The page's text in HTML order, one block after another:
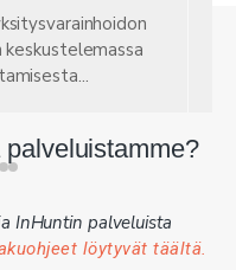
InHuntin palveluista
löytyvät täältä.